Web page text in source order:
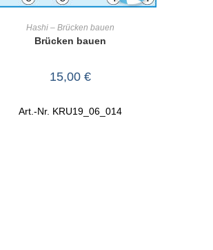
Hashi – Brücken bauen
Brücken bauen
15,00€
Art.-Nr. KRU19_06_014